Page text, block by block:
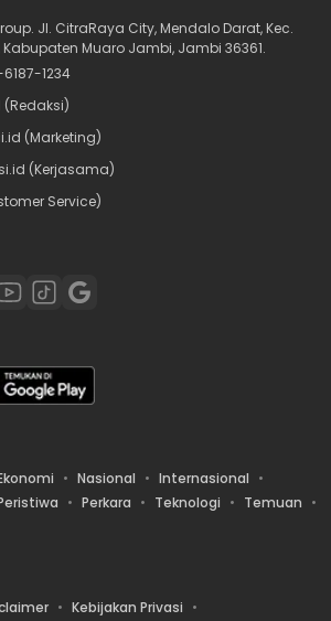
Jl. CitraRaya City, Mendalo Darat, Kec.
Muaro Jambi, Jambi 36361.
1234
(Redaksi)
(Marketing)
(Kerjasama)
Service)
Nasional
Internasional
Perkara Teknologi
Temuan
Kebijakan Privasi